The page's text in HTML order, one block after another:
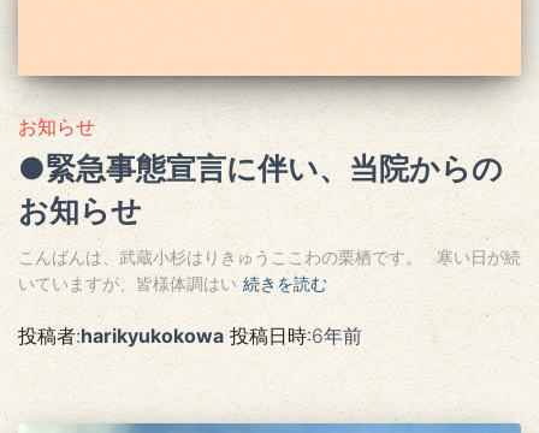
お知らせ
●緊急事態宣言に伴い、当院からの
お知らせ
こんばんは、武蔵小杉はりきゅうここわの栗栖です。 寒い日が続
いていますが、皆様体調はい 続きを読む
投稿者:harikyukokowa投稿日時:6年前